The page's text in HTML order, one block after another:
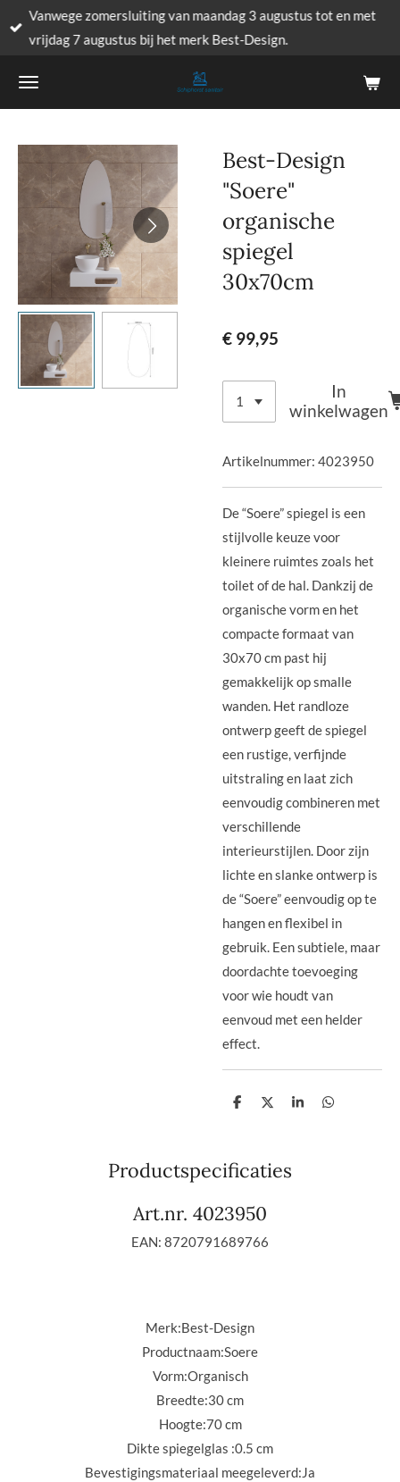
Ga
direct
de
Vanwege zomersluiting van maandag 3 augustus tot en met
vrijdag 7 augustus bij het merk Best-Design.
Best-Design
"Soere"
organische
spiegel
30x70cm
€ 99,95
In
winkelwagen
Artikelnummer: 4023950
De “Soere” spiegel is een
stijlvolle keuze voor
kleinere ruimtes zoals het
toilet of de hal. Dankzij de
organische vorm en het
compacte formaat van
30x70 cm past hij
gemakkelijk op smalle
wanden. Het randloze
ontwerp geeft de spiegel
een rustige, verfijnde
uitstraling en laat zich
eenvoudig combineren met
verschillende
interieurstijlen. Door zijn
lichte en slanke ontwerp is
de “Soere” eenvoudig op te
hangen en flexibel in
gebruik. Een subtiele, maar
doordachte toevoeging
voor wie houdt van
eenvoud met een helder
effect.
D
n
D
S
D
Productspecificaties
Art.nr. 4023950
EAN: 8720791689766
Merk:Best-Design
Productnaam:Soere
Vorm:Organisch
Breedte:30 cm
Hoogte:70 cm
Dikte spiegelglas :0.5 cm
Bevestigingsmateriaal meegeleverd:Ja